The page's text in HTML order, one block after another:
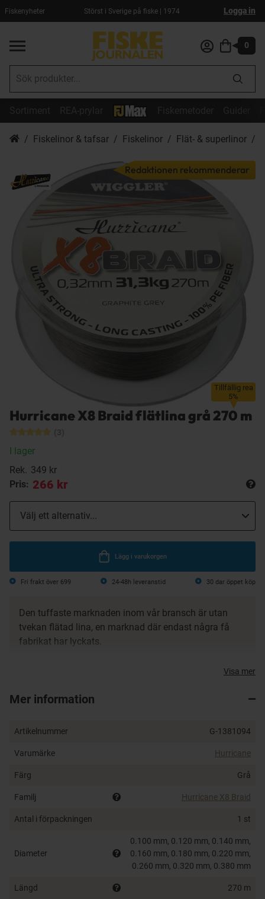
Fiskenyheter Störst i Sverige på fiske | 1974 Logga in
0
Fiskelinor & tafsar Fiskelinor Flät- & superlinor
Tillfällig rea
5%
Redaktionen rekommenderar
Hurricane X8 Braid flätlina grå 270 m
I lager
Rek. 349 kr
Pris: 266 kr
Lägg i varukorgen
Fri frakt över 699 24-48h leveranstid 30 dar öppet köp
Den tuffaste marknaden inom vår bransch är utan
tvekan flätad lina, en marknad där endast några få
fabrikat har lyckats.
besökt fabriker för att hitta linan som inte bara är med
och slåss mot dem största fabrikaten utan även
Vi pressenterar nu
, en lina vi
Hurricane X8 Braid har hårdtestats tillsammans med
flera andra fabrikat under en tvåårsperiod och har
visat sig ha alla de egenskaper vi eftersökt!
8-trådig, vilket ger en rund linprofil
Tyst
Nöttålig
Visa mer
Mer information
Artikelnummer G-1381094
Varumärke Hurricane
Färg Grå
Familj Hurricane X8 Braid
Antal i förpackningen 1 st
Diameter
0.100 mm, 0.120 mm, 0.140 mm,
0.160 mm, 0.180 mm, 0.220 mm,
0.260 mm, 0.320 mm, 0.380 mm
Längd 270 m